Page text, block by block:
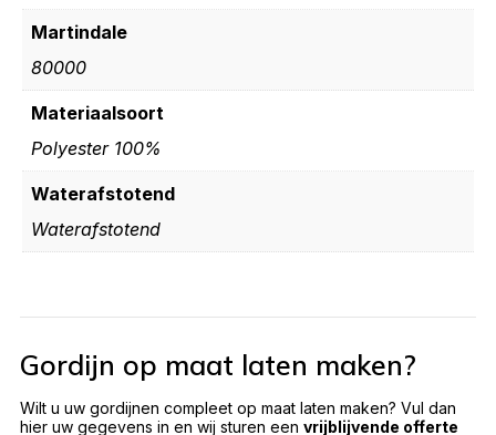
Martindale
80000
Materiaalsoort
Polyester 100%
Waterafstotend
Waterafstotend
Gordijn op maat laten maken?
Wilt u uw gordijnen compleet op maat laten maken? Vul dan
hier uw gegevens in en wij sturen een vrijblijvende offerte